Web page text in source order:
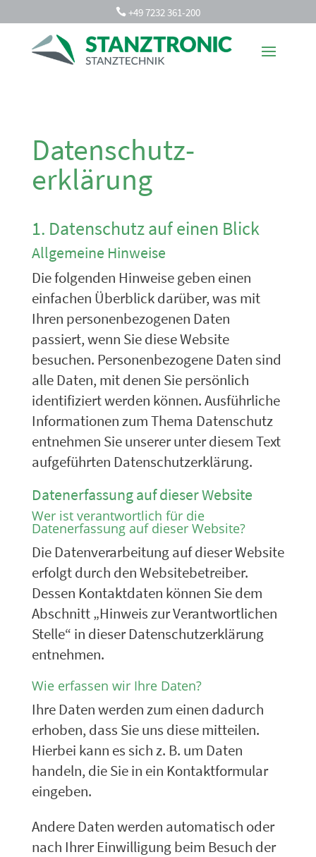
 +49 7232 361-200
Datenschutz­
erklärung
1. Datenschutz auf einen Blick
Allgemeine Hinweise
Die folgenden Hinweise geben einen
einfachen Überblick darüber, was mit
Ihren personenbezogenen Daten
passiert, wenn Sie diese Website
besuchen. Personenbezogene Daten sind
alle Daten, mit denen Sie persönlich
identifiziert werden können. Ausführliche
Informationen zum Thema Datenschutz
entnehmen Sie unserer unter diesem Text
aufgeführten Datenschutzerklärung.
Datenerfassung auf dieser Website
Wer ist verantwortlich für die
Datenerfassung auf dieser Website?
Die Datenverarbeitung auf dieser Website
erfolgt durch den Websitebetreiber.
Dessen Kontaktdaten können Sie dem
Abschnitt „Hinweis zur Verantwortlichen
Stelle“ in dieser Datenschutzerklärung
entnehmen.
Wie erfassen wir Ihre Daten?
Ihre Daten werden zum einen dadurch
erhoben, dass Sie uns diese mitteilen.
Hierbei kann es sich z. B. um Daten
handeln, die Sie in ein Kontaktformular
eingeben.
Andere Daten werden automatisch oder
nach Ihrer Einwilligung beim Besuch der